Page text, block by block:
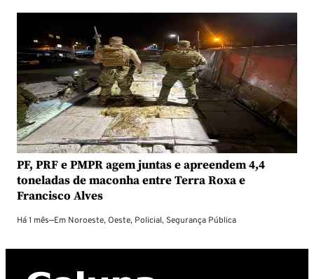
PF, PRF e PMPR agem juntas e apreendem 4,4
toneladas de maconha entre Terra Roxa e
Francisco Alves
Há 1 mês—Em Noroeste,Oeste, Policial, Segurança Pública